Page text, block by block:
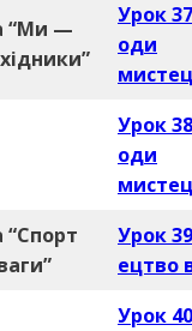
“Ми —
Урок
оди
Урок
оди
“Спорт
Урок
ецтво
Урок